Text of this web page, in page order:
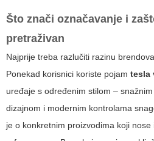
Što znači označavanje i
pretraživan
Najprije treba razlučiti razinu
Ponekad korisnici koriste pojam tesla
uređaje s određenim stilom –
dizajnom i modernim kontrolama
je o konkretnim proizvodima koji